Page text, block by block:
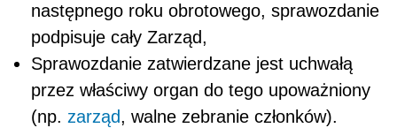
następnego roku obrotowego, sprawozdanie
podpisuje cały Zarząd,
Sprawozdanie zatwierdzane jest uchwałą
przez właściwy organ do tego upoważniony
(np. zarząd, walne zebranie członków).